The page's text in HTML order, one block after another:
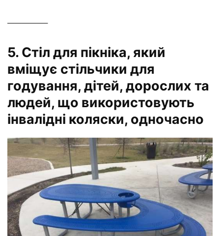
—————–
5. Стіл для пікніка, який
вміщує стільчики для
годування, дітей, дорослих та
людей, що використовують
інвалідні коляски, одночасно